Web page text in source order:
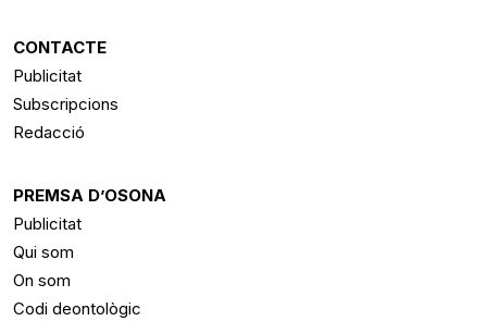
CONTACTE
Publicitat
Subscripcions
Redacció
PREMSA D’OSONA
Publicitat
Qui som
On som
Codi deontològic